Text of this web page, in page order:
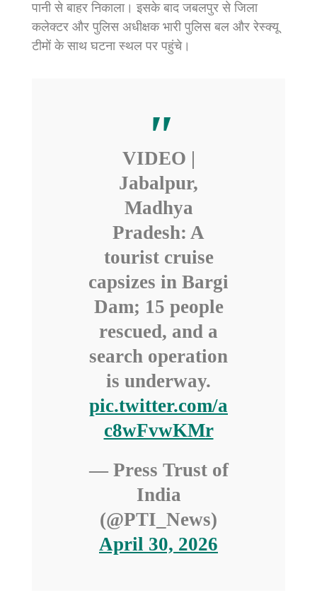
पानी से बाहर निकाला। इसके बाद जबलपुर से जिला
कलेक्टर और पुलिस अधीक्षक भारी पुलिस बल और रेस्क्यू
टीमों के साथ घटना स्थल पर पहुंचे।
VIDEO |
Jabalpur,
Madhya
Pradesh: A
tourist cruise
capsizes in Bargi
Dam; 15 people
rescued, and a
search operation
is underway.
pic.twitter.com/a
c8wFvwKMr
— Press Trust of
India
(@PTI_News)
April 30, 2026